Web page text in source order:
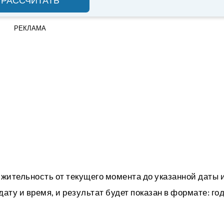
РЕКЛАМА
от текущего момента до указанной даты
и время, и результат будет показан в формате: